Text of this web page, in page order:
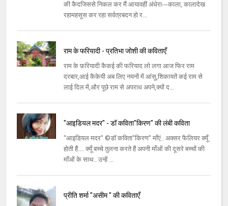
की कैदजिससे निकल कर मैं आयावहीं अंधेरा---काला, कालादेख
रहामहसूस कर रहा सर्वत्रबदन हो र...
राम के फरियादी - प्रतिभा जोशी की कविताएँ
राम के फ़रियादी कैकई की फरियाद लो लगा आज फिर राम
दरबार,आई कैकेयी अब लिए नयनों में आंसू,शिकायतें कई राम से
लाई दिल में,और पूछे राम से अपराध अपने,क्यों द...
"आइडियल मदर" - डॉ कविता"किरण" की लंबी कविता
"आइडियल मदर" ©डॉ कविता"किरण" माँएं.. अक्सर फैलियर क्यूँ
होती हैं.... क्यूँ बच्चे तुलना करते हैं अपनी माँओं की दूसरे बच्चों की
माँओं के साथ.. उन्हें ...
प्रीति शर्मा "असीम " की कविताएँ